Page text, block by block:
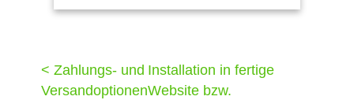
< Zahlungs- und
Versandoptionen
Installation in fertige
Website bzw.